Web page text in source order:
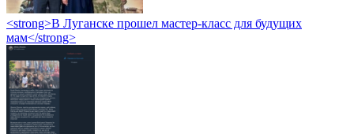
<strong>В Луганске прошел мастер-класс для будущих
мам</strong>